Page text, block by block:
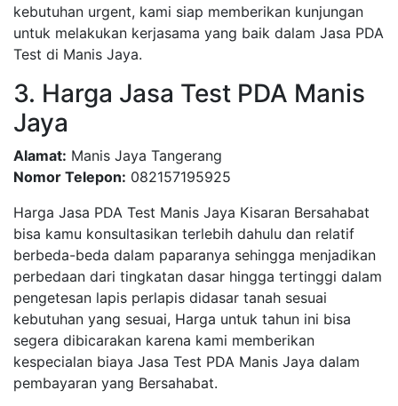
kebutuhan urgent, kami siap memberikan kunjungan
untuk melakukan kerjasama yang baik dalam Jasa PDA
Test di Manis Jaya.
3. Harga Jasa Test PDA Manis
Jaya
Alamat: Manis Jaya Tangerang
Nomor Telepon: 082157195925
Harga Jasa PDA Test Manis Jaya Kisaran Bersahabat
bisa kamu konsultasikan terlebih dahulu dan relatif
berbeda-beda dalam paparanya sehingga menjadikan
perbedaan dari tingkatan dasar hingga tertinggi dalam
pengetesan lapis perlapis didasar tanah sesuai
kebutuhan yang sesuai, Harga untuk tahun ini bisa
segera dibicarakan karena kami memberikan
kespecialan biaya Jasa Test PDA Manis Jaya dalam
pembayaran yang Bersahabat.